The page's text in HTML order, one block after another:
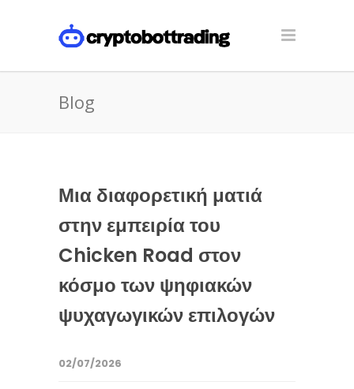
Blog
Μια διαφορετική ματιά
στην εμπειρία του
Chicken Road στον
κόσμο των ψηφιακών
ψυχαγωγικών επιλογών
02/07/2026